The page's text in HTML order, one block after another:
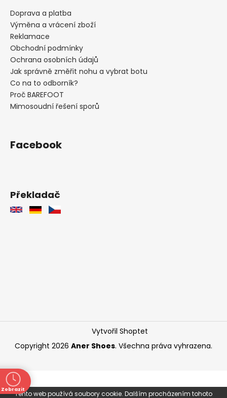
Tento web používá soubory cookie. Dalším procházením tohoto
Doprava a platba
Výměna a vrácení zboží
Reklamace
Obchodní podmínky
Ochrana osobních údajů
Jak správně změřit nohu a vybrat botu
Co na to odborník?
Proč BAREFOOT
Mimosoudní řešení sporů
Facebook
Překladač
Vytvořil Shoptet
Copyright 2026 Aner Shoes. Všechna práva vyhrazena.
Zobrazit